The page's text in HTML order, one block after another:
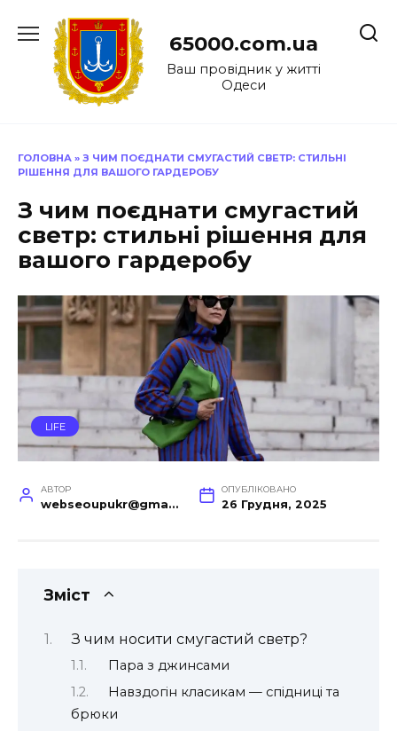
до
65000.com.ua
Ваш провідник у житті
Одеси
ГОЛОВНА » З ЧИМ ПОЄДНАТИ СМУГАСТИЙ СВЕТР: СТИЛЬНІ
РІШЕННЯ ДЛЯ ВАШОГО ГАРДЕРОБУ
З чим поєднати смугастий
светр: стильні рішення для
вашого гардеробу
LIFE
АВТОР
webseoupukr@gmail.com
ОПУБЛІКОВАНО
26 Грудня, 2025
Зміст
З чим носити смугастий светр?
Пара з джинсами
Навздогін класикам — спідниці та
брюки